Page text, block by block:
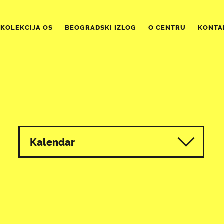
KOLEKCIJA OS BEOGRADSKI IZLOG O CENTRU
Kalendar